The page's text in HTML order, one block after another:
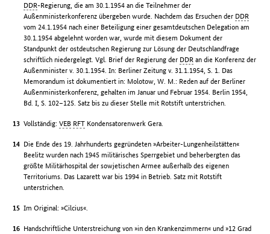
DDR-Regierung, die am 30.1.1954 an die Teilnehmer der
Außenministerkonferenz übergeben wurde. Nachdem das Ersuchen der DDR
vom 24.1.1954 nach einer Beteiligung einer gesamtdeutschen Delegation am
30.1.1954 abgelehnt worden war, wurde mit diesem Dokument der
Standpunkt der ostdeutschen Regierung zur Lösung der Deutschlandfrage
schriftlich niedergelegt. Vgl. Brief der Regierung der DDR an die Konferenz der
Außenminister v. 30.1.1954. In: Berliner Zeitung v. 31.1.1954, S. 1. Das
Memorandum ist dokumentiert in: Molotow, W. M.: Reden auf der Berliner
Außenministerkonferenz, gehalten im Januar und Februar 1954. Berlin 1954,
Bd. I, S. 102–125. Satz bis zu dieser Stelle mit Rotstift unterstrichen.
Vollständig:VEB RFT Kondensatorenwerk Gera.
Die Ende des 19. Jahrhunderts gegründeten »Arbeiter-Lungenheilstätten«
Beelitz wurden nach 1945 militärisches Sperrgebiet und beherbergten das
größte Militärhospital der sowjetischen Armee außerhalb des eigenen
Territoriums. Das Lazarett war bis 1994 in Betrieb. Satz mit Rotstift
unterstrichen.
Im Original: »Cilcius«.
Handschriftliche Unterstreichung von »in den Krankenzimmern« und »12 Grad